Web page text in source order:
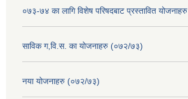
०७३-७४ का लागि विशेष परिषदबाट प्रस्तावित योजनाहरु
साविक ग,वि.स. का योजनाहरु (०७२/७३)
नया योजनाहरु (०७२/७३)